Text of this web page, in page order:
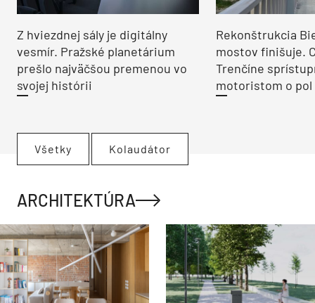
Z hviezdnej sály je digitálny
vesmír. Pražské planetárium
prešlo najväčšou premenou vo
svojej histórii
Rekonštrukcia
mostov finišuje.
Trenčíne
motoristom o pol
Všetky Kolaudátor
ARCHITEKTÚRA